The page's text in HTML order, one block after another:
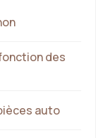
des
auto